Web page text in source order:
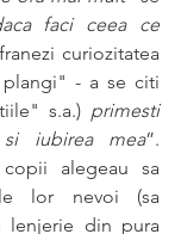
faci ceea ce
curiozitatea
- a se citi
s.a.) primesti
si iubirea mea”.
alegeau sa
lor nevoi (sa
lenjerie din pura